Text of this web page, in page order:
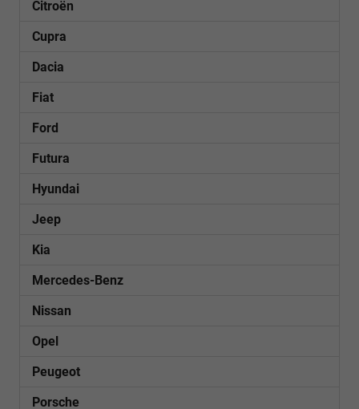
Citroën
Cupra
Dacia
Fiat
Ford
Futura
Hyundai
Jeep
Kia
Mercedes-Benz
Nissan
Opel
Peugeot
Porsche